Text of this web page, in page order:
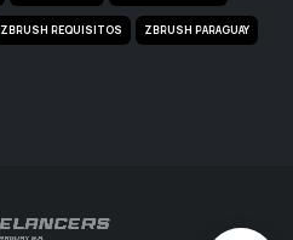
ZBRUSH REQUISITOS ZBRUSH PARAGUAY